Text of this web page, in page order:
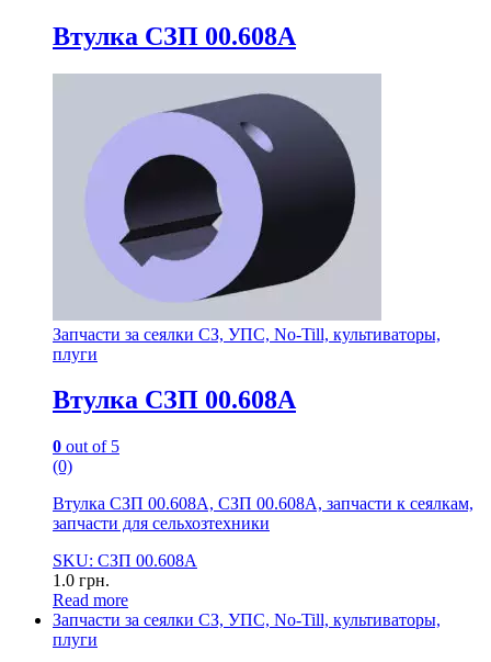
Втулка СЗП 00.608А
Запчасти за сеялки СЗ, УПС, No-Till, культиваторы,
плуги
Втулка СЗП 00.608А
0 out of 5
(0)
Втулка СЗП 00.608А, СЗП 00.608А, запчасти к сеялкам,
запчасти для сельхозтехники
SKU: СЗП 00.608А
1.0 грн.
Read more
Запчасти за сеялки СЗ, УПС, No-Till, культиваторы,
плуги